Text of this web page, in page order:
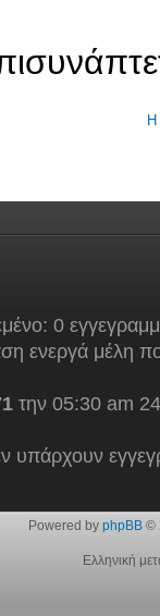
Η
0
ενεργά μέλη
την 05:30 am
υπάρχουν
Powered by phpBB©
Ελληνική